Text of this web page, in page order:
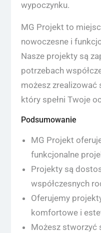
wypoczynku.
MG Projekt to
nowoczesne i
Nasze projekty są
potrzebach
możesz zrealizować
który spełni Twoje
Podsumowanie
MG Projekt
funkcjonalne
Projekty są
współczesnych
Oferujemy
komfortowe i
Możesz stworzyć